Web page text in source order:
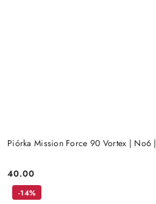
Piórka Mission Force 90 Vortex | No6 |
Cena:
40.00
-14%